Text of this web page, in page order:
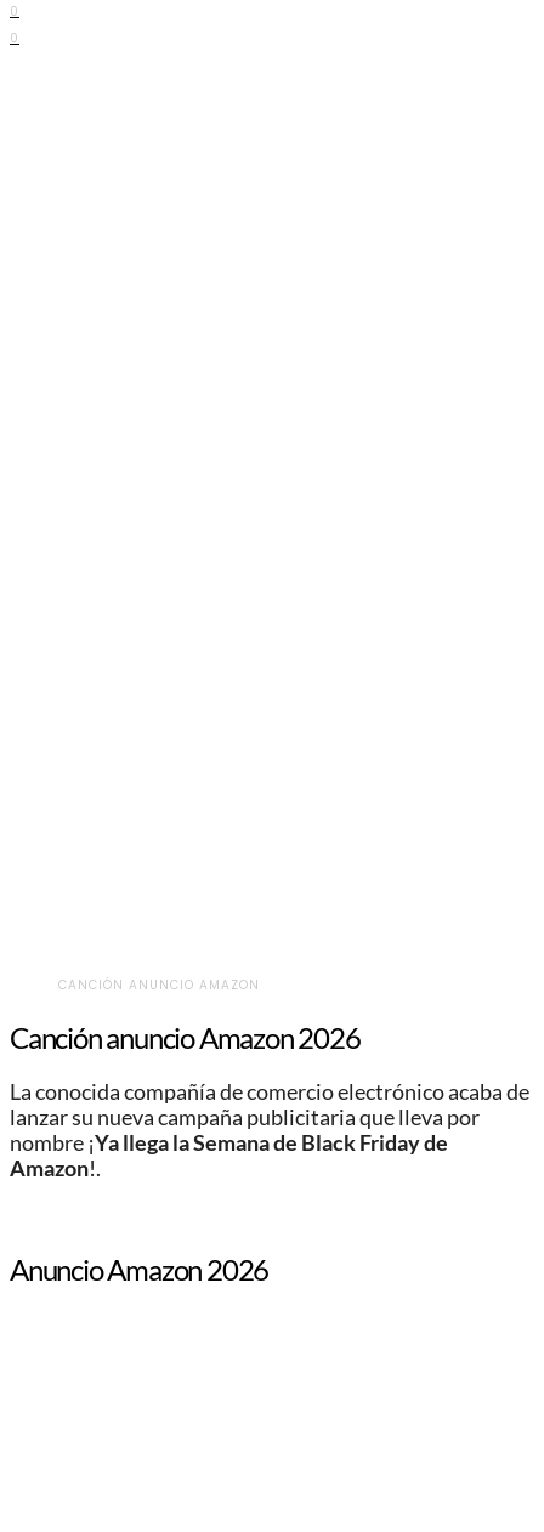
0
0
CANCIÓN ANUNCIO AMAZON
Canción anuncio Amazon 2026
La conocida compañía de comercio electrónico acaba de
lanzar su nueva campaña publicitaria que lleva por
nombre ¡Ya llega la Semana de Black Friday de
Amazon!.
Anuncio Amazon 2026